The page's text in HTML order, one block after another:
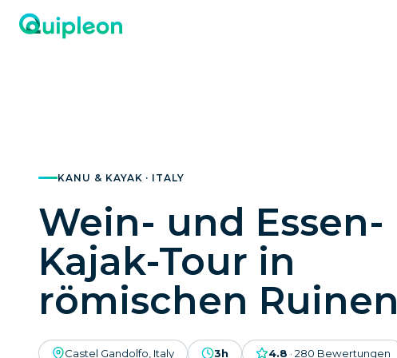
KANU & KAYAK · ITALY
Wein- und Essen-
Kajak-Tour in
römischen Ruinen
Castel Gandolfo, Italy 3h 4.8 · 280 Bewertungen